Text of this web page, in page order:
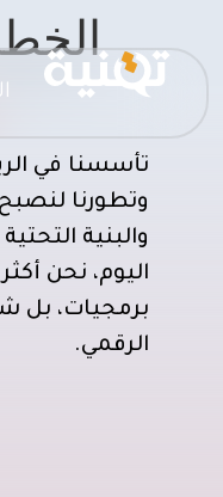
وتطورنا
والبنية
اليوم، نحن
برمجيات، بل
الرقمي.